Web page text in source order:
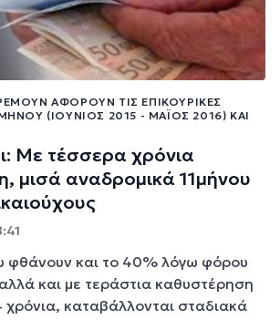
ΑΦΟΡΟΎΝ ΤΙΣ ΕΠΙΚΟΥΡΙΚΈΣ
(ΙΟΎΝΙΟΣ 2015 - ΜΆΙΟΣ 2016) ΚΑΙ
Με τέσσερα χρόνια
μισά αναδρομικά 11μήνου
φθάνουν και το 40% λόγω φόρου
και με τεράστια καθυστέρηση
καταβάλλονται σταδιακά